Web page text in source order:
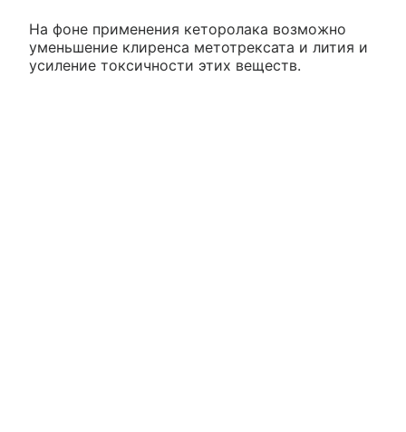
На фоне применения кеторолака возможно
уменьшение клиренса метотрексата и лития и
усиление токсичности этих веществ.